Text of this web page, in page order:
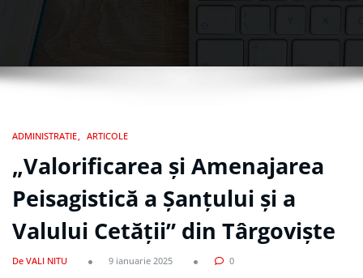
ADMINISTRATIE ARTICOLE
„Valorificarea și Amenajarea
Peisagistică a Șanțului și a
Valului Cetății” din Târgoviște
De VALI NITU 9 ianuarie 2025 0